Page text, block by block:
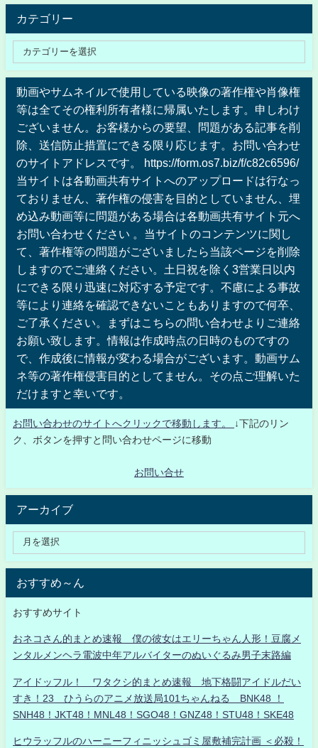
カテゴリー
動画やサムネイルで使用している映像の著作権や肖像権
等は全てその権利所有者様に帰属いたします。申しわけ
ございません。お客様からの要望、問題がある記事を削
除、送信防止措置にできる限り応じます。お問い合わせ
のサイトアドレスです。 https://form.os7.biz/f/c82c6596/
当サイトは各動画共有サイトへのアップロードは行なっ
ておりません、著作権の侵害を目的としていません、埋
め込み動画等に問題がある場合は各動画共有サイト元へ
お問い合わせください 。当サイトのコンテンツに関し
て、著作権等の問題がございましたら当該ページを削除
しますのでご連絡ください。土日祝を除く3営業日以内
にできる限り迅速に対応する予定です。不慮による事故
等により連絡を確認できないこともありますので何卒、
ご了承ください。まずはこちらの問い合わせよりご連絡
お願い致します。情報は作成時点の日時のものですの
で、作成後に情報が変わる場合がございます。動画サム
ネ等の著作権侵害目的としてません。その点ご理解いた
だけますと幸いです。
お問い合わせのサイトへクリックで移動します。
↓下記のリン
ク、ボタンを押すと問い合わせページに移動
お問い合せ
アーカイブ
おすすめ～ん
おすすめサイト
おネコさん的まとめ速報 僕の彼女はエリーちゃん人形！豆腐メ
ンタルメンヘラ電波中年アルバイターのぬいぐるみ男子末路編
アイドッフル！ ワタクシ的まとめ速報 地下格闘アイドルだい
すき！23 ひうらのアニメ放送局101ちゃんねる BNK48 ！
SNH48！JKT48！MNL48！SGO48！GNZ48！STU48！SKE48
ヒウラッフルのハーニーフィニッシュゴミ屋敷補完計画 ＜必殺！